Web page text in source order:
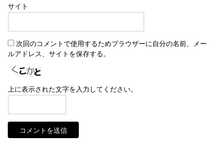
サイト
次回のコメントで使用するためブラウザーに自分の名前、メー
ルアドレス、サイトを保存する。
上に表示された文字を入力してください。